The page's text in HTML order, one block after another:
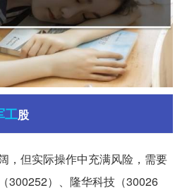
工股
，但实际操作中充满风险，需要
300252）、隆华科技（30026